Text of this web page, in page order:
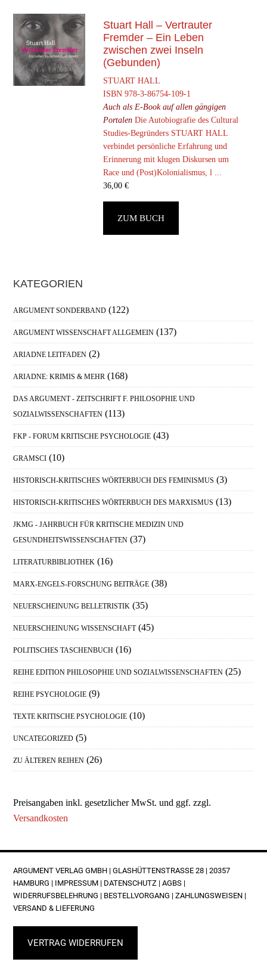
Stuart Hall – Vertrauter
Fremder – Ein Leben
zwischen zwei Inseln
(Gebunden)
STUART HALL
ISBN 978-3-86754-109-1
Auch als E-Book auf allen gängigen
Portalen Die Autobiografie des Cultural
Studies-Begründers STUART HALL
verbindet persönliche Erfahrung und
Erinnerung mit klugen Diskursen um
Race und (Post)Kolonialismus, l ...
36,00€
ZUM BUCH
Haupt-
Sidebar
KATEGORIEN
ARGUMENT SONDERBAND (122)
ARGUMENT WISSENSCHAFT ALLGEMEIN (137)
ARIADNE LEITFADEN (2)
ARIADNE: KRIMIS & MEHR (168)
DAS ARGUMENT - ZEITSCHRIFT F. PHILOSOPHIE UND
SOZIALWISSENSCHAFTEN (113)
FKP - FORUM KRITISCHE PSYCHOLOGIE (43)
GRAMSCI (10)
HISTORISCH-KRITISCHES WÖRTERBUCH DES FEMINISMUS (3)
HISTORISCH-KRITISCHES WÖRTERBUCH DES MARXISMUS (13)
JKMG - JAHRBUCH FÜR KRITISCHE MEDIZIN UND
GESUNDHEITSWISSENSCHAFTEN (37)
LITERATURBIBLIOTHEK (16)
MARX-ENGELS-FORSCHUNG BEITRÄGE (38)
NEUERSCHEINUNG BELLETRISTIK (35)
NEUERSCHEINUNG WISSENSCHAFT (45)
POLITISCHES TASCHENBUCH (16)
REIHE EDITION PHILOSOPHIE UND SOZIALWISSENSCHAFTEN (25)
REIHE PSYCHOLOGIE (9)
TEXTE KRITISCHE PSYCHOLOGIE (10)
UNCATEGORIZED (5)
ZU ÄLTEREN REIHEN (26)
Preisangaben inkl. gesetzlicher MwSt. und ggf. zzgl.
Versandkosten
FOOTER
ARGUMENT VERLAG GMBH | GLASHÜTTENSTRASSE 28 | 20357 H
AMBURG | IMPRESSUM | DATENSCHUTZ |AGBS |
WIDERRUFSBELEHRUNG | BESTELLVORGANG |ZAHLUNGSWEISEN |
VERSAND & LIEFERUNG
VERTRAG WIDERRUFEN